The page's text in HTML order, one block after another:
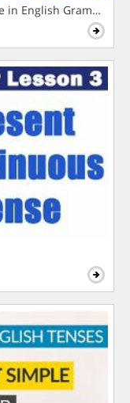
in English Grammar